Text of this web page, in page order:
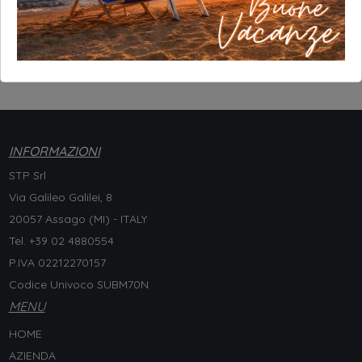
INFORMAZIONI
STP Srl
Via Galileo Galilei, 8
20057 Assago (MI) - ITALY
Tel. +39 02 4880554
P.IVA 02212270157
Codice Univoco SUBM70N
MENU
HOME
AZIENDA